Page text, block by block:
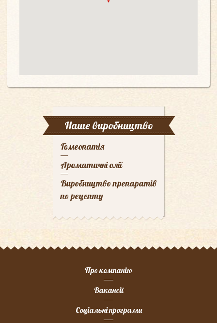
Наше виробництво
Гомеопатія
Ароматичні олії
Виробництво препаратів
по рецепту
Про компанію
Вакансії
Соціальні програми